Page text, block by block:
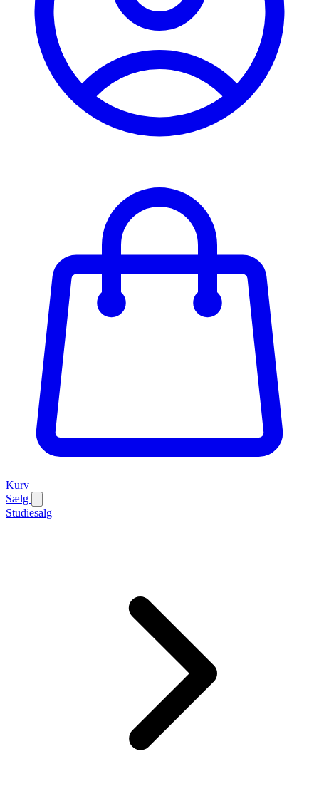
Kurv
Sælg
Studiesalg